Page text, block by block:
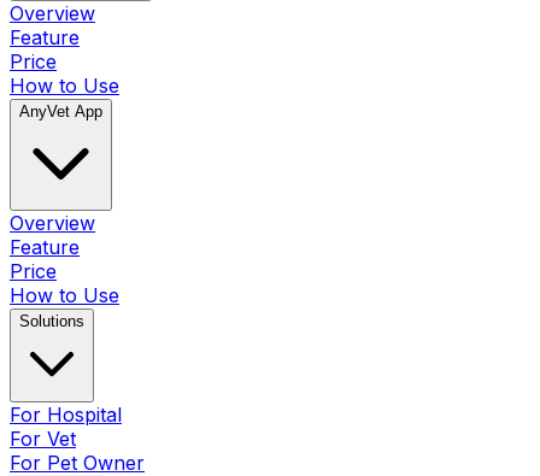
Overview
Feature
Price
How to Use
AnyVet App
Overview
Feature
Price
How to Use
Solutions
For Hospital
For Vet
For Pet Owner